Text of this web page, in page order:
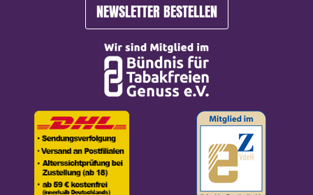
NEWSLETTER BESTELLEN